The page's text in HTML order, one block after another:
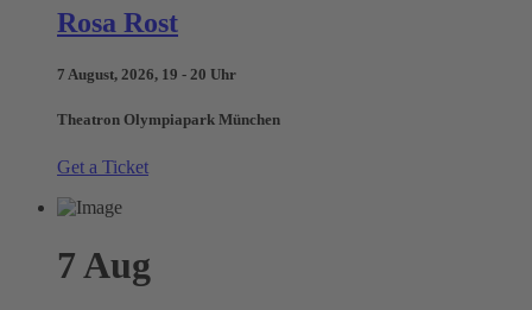
Rosa Rost
7 August, 2026, 19 - 20 Uhr
Theatron Olympiapark München
Get a Ticket
7 Aug